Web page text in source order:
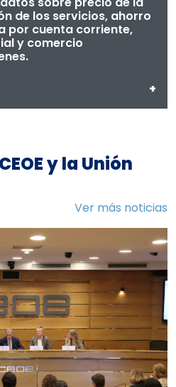
de los servicios, ahorro
por cuenta corriente,
y comercio
+
y la Unión
Ver más noticias